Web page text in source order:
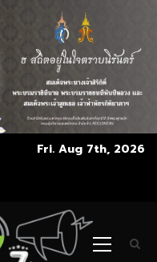
Fri. Aug 7th, 2026
Primary